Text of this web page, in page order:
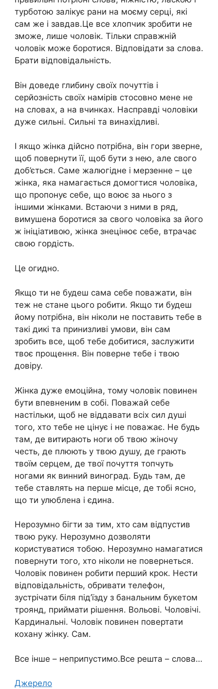
турботою залікує рани на моєму серці, які
сам же і завдав.Це все хлопчик зробити не
зможе, лише чоловік. Тільки справжній
чоловік може боротися. Відповідати за слова.
Брати відповідальність.
Він доведе глибину своїх почуттів і
серйозність своїх намірів стосовно мене не
на словах, а на вчинках. Насправді чоловіки
дуже сильні. Сильні та винахідливі.
І якщо жінка дійсно потрібна, він гори зверне,
щоб повернути її, щоб бути з нею, але свого
доб’ється. Саме жалюгідне і мерзенне – це
жінка, яка намагається домогтися чоловіка,
що пропонує себе, що воює за нього з
іншими жінками. Встаючи з ними в ряд,
вимушена боротися за свого чоловіка за його
ж ініціативою, жінка знецінює себе, втрачає
свою гордість.
Це огидно.
Якщо ти не будеш сама себе поважати, він
теж не стане цього робити. Якщо ти будеш
йому потрібна, він ніколи не поставить тебе в
такі дикі та принизливі умови, він сам
зробить все, щоб тебе добитися, заслужити
твоє прощення. Він поверне тебе і твою
довіру.
Жінка дуже емоційна, тому чоловік повинен
бути впевненим в собі. Поважай себе
настільки, щоб не віддавати всіх сил душі
того, хто тебе не цінує і не поважає. Не будь
там, де витирають ноги об твою жіночу
честь, де плюють у твою душу, де грають
твоїм серцем, де твої почуття топчуть
ногами як винний виноград. Будь там, де
тебе ставлять на перше місце, де тобі ясно,
що ти улюблена і єдина.
Нерозумно бігти за тим, хто сам відпустив
твою руку. Нерозумно дозволяти
користуватися тобою. Нерозумно намагатися
повернути того, хто ніколи не повернеться.
Чоловік повинен робити перший крок. Нести
відповідальність, обривати телефон,
зустрічати біля під’їзду з банальним букетом
троянд, приймати рішення. Вольові. Чоловічі.
Кардинальні. Чоловік повинен повертати
кохану жінку. Сам.
Все інше – неприпустимо.Все решта – слова…
Джерело